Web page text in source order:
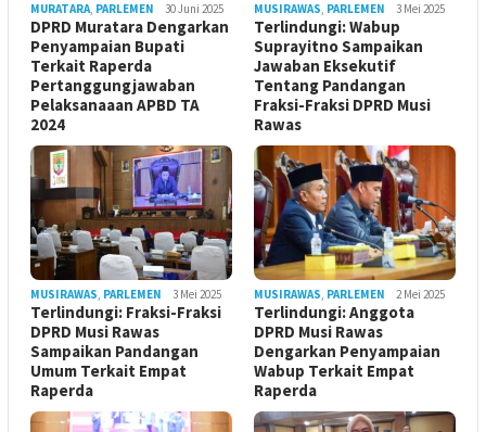
MURATARA, PARLEMEN 30 Juni 2025
DPRD Muratara Dengarkan
Penyampaian Bupati
Terkait Raperda
Pertanggungjawaban
Pelaksanaaan APBD TA
2024
MUSIRAWAS, PARLEMEN 3 Mei 2025
Terlindungi: Wabup
Suprayitno Sampaikan
Jawaban Eksekutif
Tentang Pandangan
Fraksi-Fraksi DPRD Musi
Rawas
MUSIRAWAS, PARLEMEN 3 Mei 2025
Terlindungi: Fraksi-Fraksi
DPRD Musi Rawas
Sampaikan Pandangan
Umum Terkait Empat
Raperda
MUSIRAWAS, PARLEMEN 2 Mei 2025
Terlindungi: Anggota
DPRD Musi Rawas
Dengarkan Penyampaian
Wabup Terkait Empat
Raperda